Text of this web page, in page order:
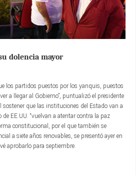
dolencia mayor
los partidos puestos por los yanquis, puestos
a llegar al Gobierno”, puntualizó el presidente
sostener que las instituciones del Estado van a
EE.UU. “vuelvan a atentar contra la paz
constitucional, por el que también se
a siete años renovables, se presentó ayer en
aprobarlo para septiembre.